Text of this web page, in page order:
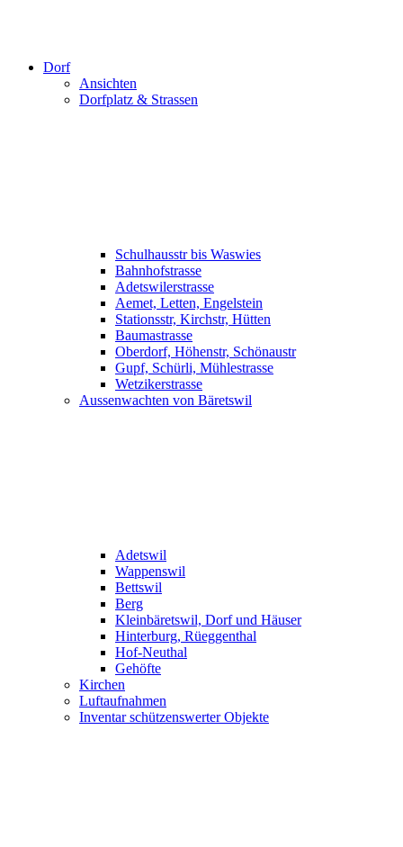
Dorf
Ansichten
Dorfplatz & Strassen
Schulhausstr bis Waswies
Bahnhofstrasse
Adetswilerstrasse
Aemet, Letten, Engelstein
Stationsstr, Kirchstr, Hütten
Baumastrasse
Oberdorf, Höhenstr, Schönaustr
Gupf, Schürli, Mühlestrasse
Wetzikerstrasse
Aussenwachten von Bäretswil
Adetswil
Wappenswil
Bettswil
Berg
Kleinbäretswil, Dorf und Häuser
Hinterburg, Rüeggenthal
Hof-Neuthal
Gehöfte
Kirchen
Luftaufnahmen
Inventar schützenswerter Objekte